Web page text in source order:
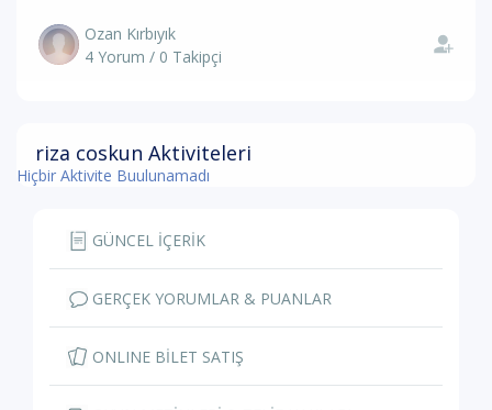
Ozan Kırbıyık
4 Yorum / 0 Takipçi
riza coskun Aktiviteleri
Hiçbir Aktivite Buulunamadı
GÜNCEL İÇERİK
GERÇEK YORUMLAR & PUANLAR
ONLINE BİLET SATIŞ